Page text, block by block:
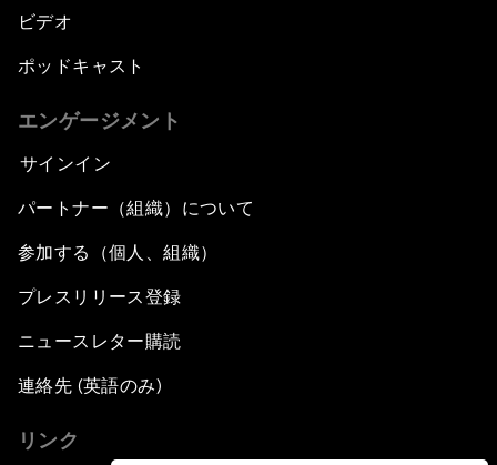
ビデオ
ポッドキャスト
エンゲージメント
サインイン
パートナー（組織）について
参加する（個人、組織）
プレスリリース登録
ニュースレター購読
連絡先 (英語のみ)
リンク